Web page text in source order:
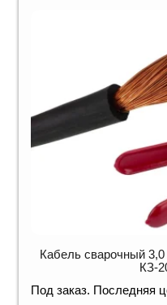
Кабель сварочный
КЗ-
Под заказ. Последняя